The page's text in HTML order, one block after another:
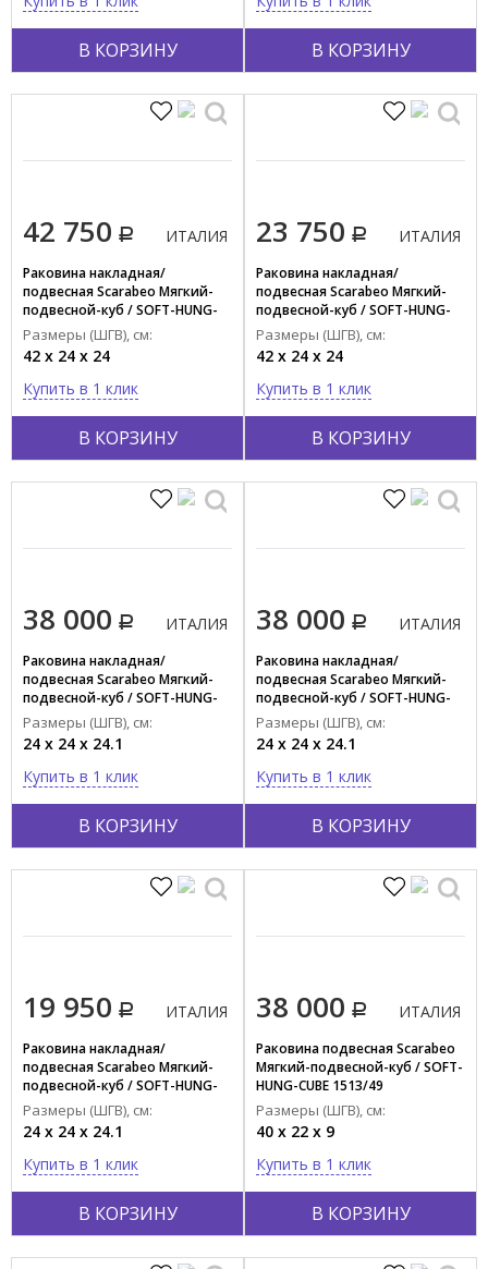
В КОРЗИНУ В КОРЗИНУ
42 750
В КОРЗИНУ
ИТАЛИЯ
Раковина накладная/
подвесная Scarabeo Мягкий-
подвесной-куб / SOFT-HUNG-
CUBE 1522/41
Размеры (ШГВ), см:
42 x 24 x 24
Купить в 1 клик
23 750
В КОРЗИНУ
ИТАЛИЯ
Раковина накладная/
подвесная Scarabeo Мягкий-
подвесной-куб / SOFT-HUNG-
CUBE 1522
Размеры (ШГВ), см:
42 x 24 x 24
Купить в 1 клик
38 000
В КОРЗИНУ
ИТАЛИЯ
Раковина накладная/
подвесная Scarabeo Мягкий-
подвесной-куб / SOFT-HUNG-
CUBE 1521/49
Размеры (ШГВ), см:
24 x 24 x 24.1
Купить в 1 клик
38 000
В КОРЗИНУ
ИТАЛИЯ
Раковина накладная/
подвесная Scarabeo Мягкий-
подвесной-куб / SOFT-HUNG-
CUBE 1521/41
Размеры (ШГВ), см:
24 x 24 x 24.1
Купить в 1 клик
19 950
В КОРЗИНУ
ИТАЛИЯ
Раковина накладная/
подвесная Scarabeo Мягкий-
подвесной-куб / SOFT-HUNG-
CUBE 1521
Размеры (ШГВ), см:
24 x 24 x 24.1
Купить в 1 клик
38 000
В КОРЗИНУ
ИТАЛИЯ
Раковина подвесная Scarabeo
Мягкий-подвесной-куб / SOFT-
HUNG-CUBE 1513/49
Размеры (ШГВ), см:
40 x 22 x 9
Купить в 1 клик